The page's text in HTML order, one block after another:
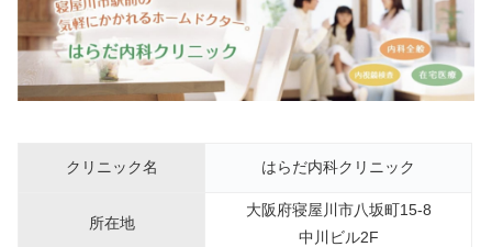
クリニック名 はらだ内科クリニック
所在地
大阪府寝屋川市八坂町15-8
中川ビル2F